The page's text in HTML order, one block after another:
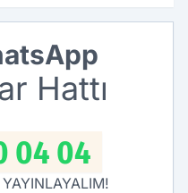
ziyaret
Hattı
04 04